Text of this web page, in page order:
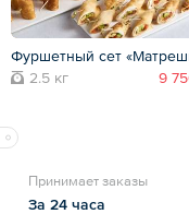
Фуршетный сет
2.5 кг
9
Принимает заказы
За 24 часа